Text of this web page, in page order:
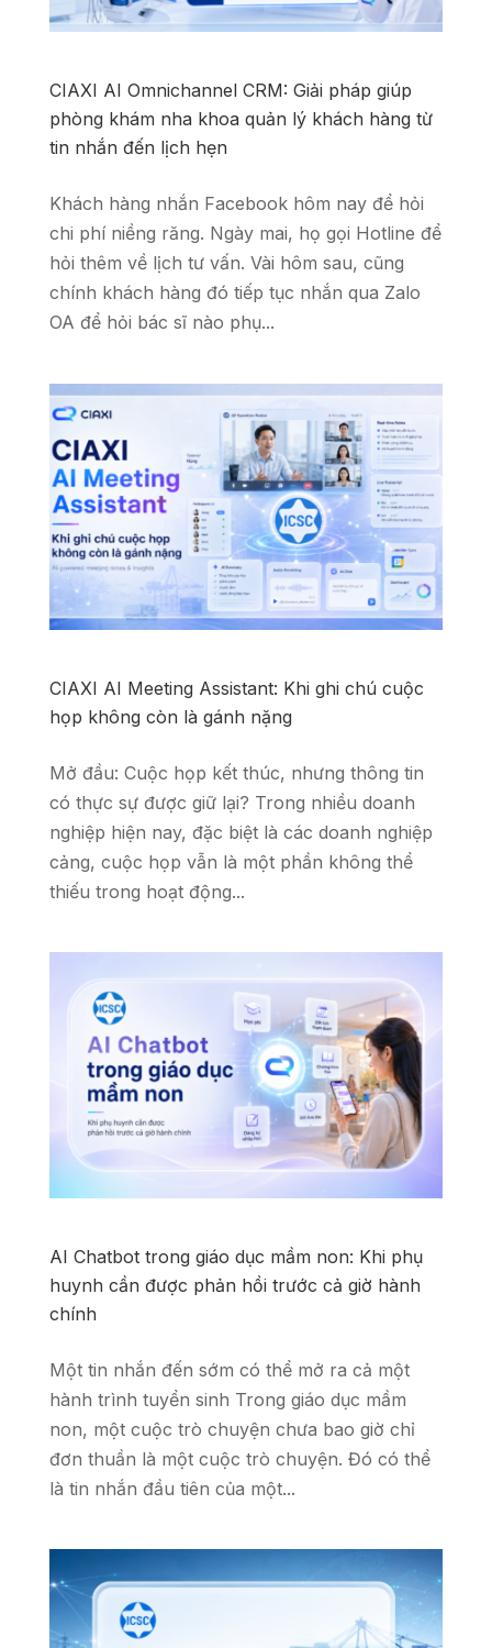
CIAXI AI Omnichannel CRM: Giải pháp giúp
phòng khám nha khoa quản lý khách hàng từ
tin nhắn đến lịch hẹn
Khách hàng nhắn Facebook hôm nay để hỏi
chi phí niềng răng. Ngày mai, họ gọi Hotline để
hỏi thêm về lịch tư vấn. Vài hôm sau, cũng
chính khách hàng đó tiếp tục nhắn qua Zalo
OA để hỏi bác sĩ nào phụ...
CIAXI AI Meeting Assistant: Khi ghi chú cuộc
họp không còn là gánh nặng
Mở đầu: Cuộc họp kết thúc, nhưng thông tin
có thực sự được giữ lại? Trong nhiều doanh
nghiệp hiện nay, đặc biệt là các doanh nghiệp
cảng, cuộc họp vẫn là một phần không thể
thiếu trong hoạt động...
AI Chatbot trong giáo dục mầm non: Khi phụ
huynh cần được phản hồi trước cả giờ hành
chính
Một tin nhắn đến sớm có thể mở ra cả một
hành trình tuyển sinh Trong giáo dục mầm
non, một cuộc trò chuyện chưa bao giờ chỉ
đơn thuần là một cuộc trò chuyện. Đó có thể
là tin nhắn đầu tiên của một...